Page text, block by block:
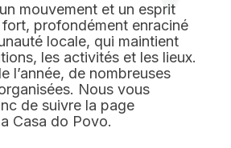
mouvement et un esprit
profondément enraciné
locale, qui maintient
les activités et les lieux.
l’année, de nombreuses
Nous vous
de suivre la page
Casa do Povo.